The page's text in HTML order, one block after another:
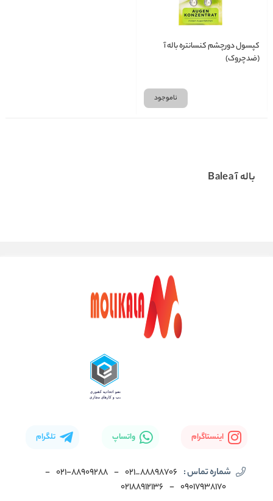
کپسول دورچشم کنسانتره باله آ
(ضدچروک)
ناموجود
باله آ Balea
اینستاگرام واتساپ تلگرام
شماره تماس : 88898706_021
- ۰۲۱-۸۸۹۰۹۲۸۸ -
۰۹۰۱۷۹۳۸۱۷۰ -
02188912136